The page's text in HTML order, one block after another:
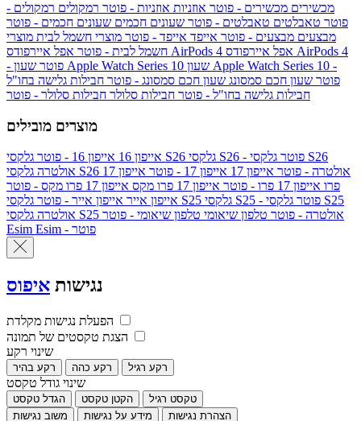
מכשירים מכשירים - פוטר אוזניות אוזניות - פוטר רמקולים רמקולים -
פוטר טאבלטים טאבלטים - פוטר שעונים חכמים שעונים חכמים - פוטר
מבצעים מבצעים - פוטר אייפד אייפד - פוטר מוצרי חשמל לבית מוצרי
חשמל לבית - פוטר אפל איירפודס AirPods 4 אפל איירפודס AirPods 4
- פוטר שעון Apple Watch Series 10 שעון Apple Watch Series 10 -
פוטר שעון חכם סמסונג שעון חכם סמסונג - פוטר חבילות גלישה בחו"ל
חבילות גלישה בחו"ל - פוטר חבילות סלולר חבילות סלולר - פוטר
מוצרים מובילים
אייפון 16 אייפון 16 - פוטר גלקסי S26 גלקסי S26 - פוטר גלקסי S26
אולטרה
גלקסי S26 אולטרה - פוטר אייפון 17 אייפון 17 - פוטר
אייפון 17
פרו אייפון 17 פרו - פוטר אייפון 17 פרו מקס
אייפון 17 פרו מקס - פוטר
אייפון אייר אייפון אייר - פוטר גלקסי S25 גלקסי S25 - פוטר גלקסי S25
אולטרה
גלקסי S25 אולטרה - פוטר טלפון שיאומי טלפון שיאומי - פוטר
Esim
Esim - פוטר
נגישות איפוס
הפעלת נגישות מקלדת
הצגת טקסטים של תמונה
שינוי רקע
רקע בהיר רקע כהה רקע רגיל
שינוי גודל טקסט
הגדל טקסט הקטן טקסט
טקסט רגיל
משוב נגישות
מידע על נגישות הצהרת נגישות